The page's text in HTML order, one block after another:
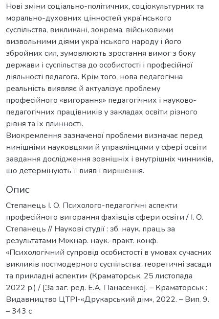
Нові зміни соціально-політичних, соціокультурних та
морально-духовних цінностей українського
суспільства, викликані, зокрема, військовими
визвольними діями українського народу і його
збройних сил, зумовлюють зростання вимог з боку
держави і суспільства до особистості і професійної
діяльності педагога. Крім того, нова педагогічна
реальність виявляє й актуалізує проблему
професійного «вигорання» педагогічних і науково-
педагогічних працівників у закладах освіти різного
рівня та їх плинності.
Виокремлення зазначеної проблеми визначає перед
нинішніми науковцями й управлінцями у сфері освіти
завдання дослідження зовнішніх і внутрішніх чинників,
що детермінують її вияв і вирішення.
Опис
Степанець І. О. Психолого-педагогічні аспекти
професійного вигорання фахівців сфери освіти / І. О.
Степанець // Наукові студії : зб. наук. праць за
результатами Міжнар. наук.-практ. конф.
«Психологічний супровід особистості в умовах сучасних
викликів постмодерного суспільства: теоретичні засади
та прикладні аспекти» (Краматорськ, 25 листопада
2022 р.) / [За заг. ред. Е.А. Панасенко]. – Краматорськ :
Видавництво ЦТРІ-«Друкарський дім», 2022. – Вип. 9.
– 343 с